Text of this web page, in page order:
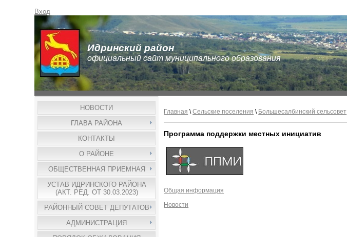
Вход
Идринский район
официальный сайт муниципального образования
НОВОСТИ
ГЛАВА РАЙОНА
КОНТАКТЫ
О РАЙОНЕ
ОБЩЕСТВЕННАЯ ПРИЕМНАЯ
УСТАВ ИДРИНСКОГО РАЙОНА
(АКТ. РЕД. ОТ 30.03.2023)
РАЙОННЫЙ СОВЕТ ДЕПУТАТОВ
АДМИНИСТРАЦИЯ
Главная \Сельские поселения \ Большесалбинский сельсовет
Программа поддержки местных инициатив
Общая информация
Новости